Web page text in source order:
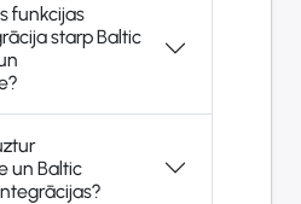
funkcijas
starp Baltic
un Baltic